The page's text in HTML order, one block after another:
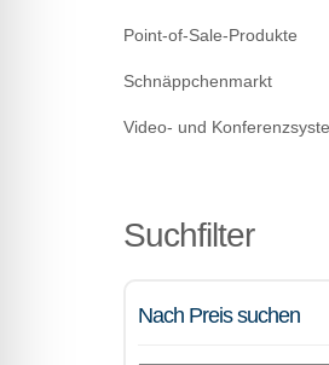
Point-of-Sale-Produkte
Schnäppchenmarkt
Video- und
Suchfilter
Nach Preis suchen